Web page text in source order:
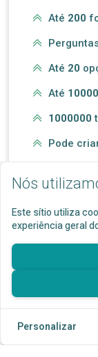
Até 200
Até 20
Até 10000
1000000
Pode
Nós
Este sítio utiliza
experiência geral
Personalizar